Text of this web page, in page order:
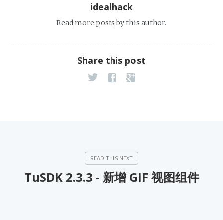
idealhack
Read more postsby this author.
Share this post
TuSDK 2.3.3 - 新增 GIF 视图组件